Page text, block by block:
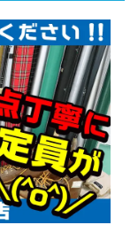
2026/05/02
25,500円
2026/05/02
22,500円
2026/05/02